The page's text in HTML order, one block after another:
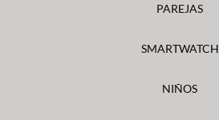
PAREJAS
SMARTWATCH
NIÑOS